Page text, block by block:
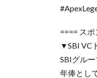
==== ス
▼SBI VC
SBIグル
年俸とし